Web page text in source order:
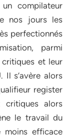
compilateur
nos jours les
perfectionnés
parmi
critiques et leur
Il s’avère alors
register
critiques alors
le travail du
moins efficace